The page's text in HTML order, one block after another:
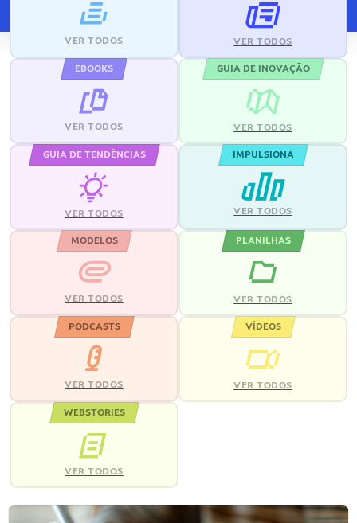
VER TODOS VER TODOS
EBOOKS
VER TODOS
GUIA DE INOVAÇÃO
VER TODOS
GUIA DE TENDÊNCIAS
VER TODOS
IMPULSIONA
VER TODOS
MODELOS
VER TODOS
PLANILHAS
VER TODOS
PODCASTS
VER TODOS
VÍDEOS
VER TODOS
WEBSTORIES
VER TODOS